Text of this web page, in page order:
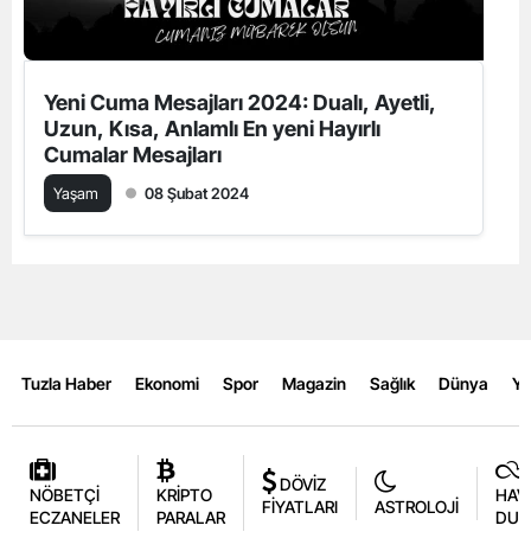
Yeni Cuma Mesajları 2024: Dualı, Ayetli,
Uzun, Kısa, Anlamlı En yeni Hayırlı
Cumalar Mesajları
Yaşam 08 Şubat 2024
Tuzla Haber Ekonomi Spor Magazin Sağlık Dünya
NÖBETÇİ
ECZANELER
KRİPTO
PARALAR
DÖVİZ
FİYATLARI
ASTROLOJİ